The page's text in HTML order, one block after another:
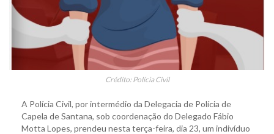
Crédito: Polícia Civil
A Polícia Civil, por intermédio da Delegacia de Polícia de
Capela de Santana, sob coordenação do Delegado Fábio
Motta Lopes, prendeu nesta terça-feira, dia 23, um indivíduo